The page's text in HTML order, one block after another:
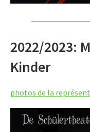
2022/2023:
Kinder
photos de la